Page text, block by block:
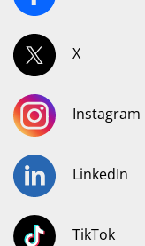
X
Instagram
LinkedIn
TikTok